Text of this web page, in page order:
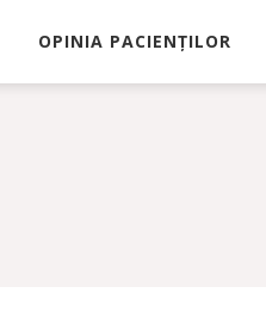
OPINIA PACIENȚILOR